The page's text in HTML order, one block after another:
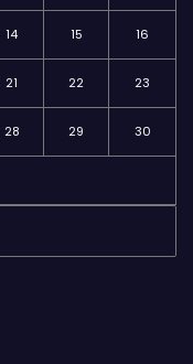
14 15 16
21 22 23
28 29 30